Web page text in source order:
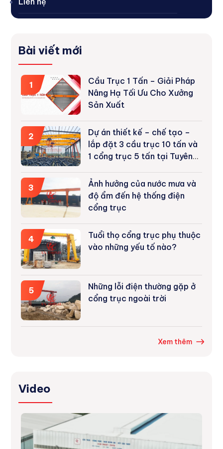
Bài viết mới
1
Cầu Trục 1 Tấn – Giải Pháp
Nâng Hạ Tối Ưu Cho Xưởng
Sản Xuất
2
Dự án thiết kế – chế tạo –
lắp đặt 3 cầu trục 10 tấn và
1 cổng trục 5 tấn tại Tuyên
3
Ảnh hưởng của nước mưa và
độ ẩm đến hệ thống điện
cổng trục
4
Tuổi thọ cổng trục phụ thuộc
vào những yếu tố nào?
5
Những lỗi điện thường gặp ở
cổng trục ngoài trời
Xem thêm
Video